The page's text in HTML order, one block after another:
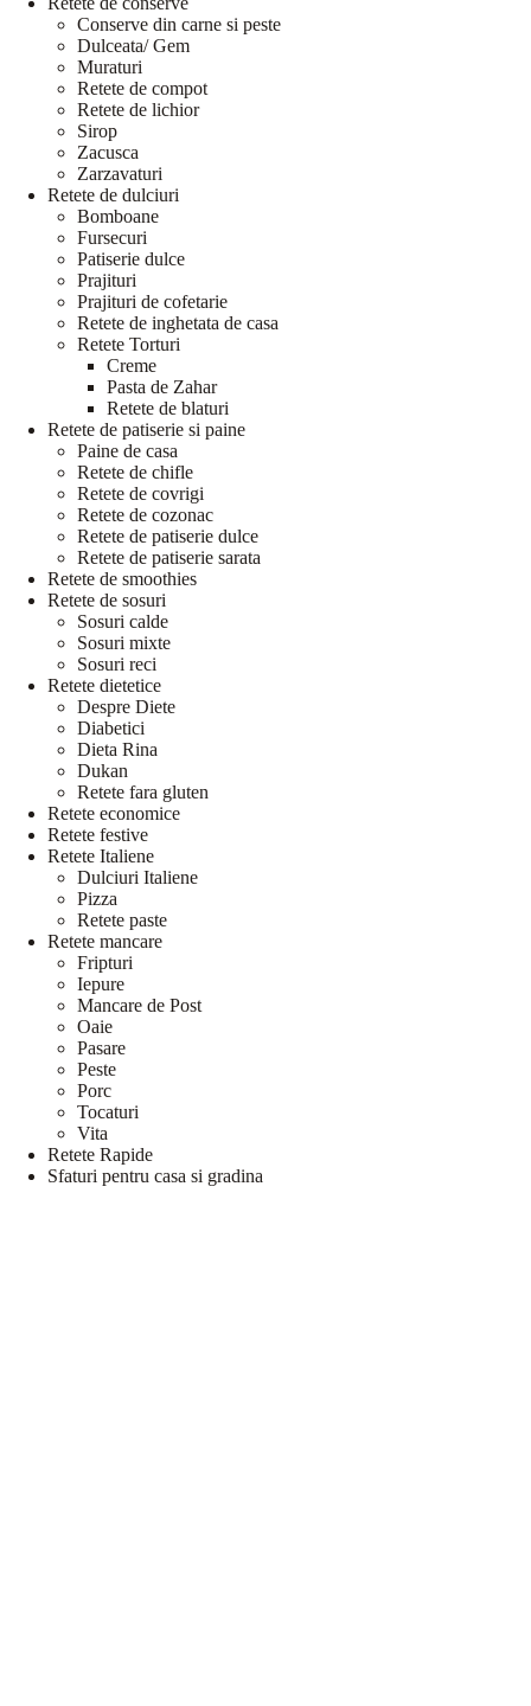
Conserve din carne si peste
Dulceata/ Gem
Muraturi
Retete de compot
Retete de lichior
Sirop
Zacusca
Zarzavaturi
Retete de dulciuri
Bomboane
Fursecuri
Patiserie dulce
Prajituri
Prajituri de cofetarie
Retete de inghetata de casa
Retete Torturi
Creme
Pasta de Zahar
Retete de blaturi
Retete de patiserie si paine
Paine de casa
Retete de chifle
Retete de covrigi
Retete de cozonac
Retete de patiserie dulce
Retete de patiserie sarata
Retete de smoothies
Retete de sosuri
Sosuri calde
Sosuri mixte
Sosuri reci
Retete dietetice
Despre Diete
Diabetici
Dieta Rina
Dukan
Retete fara gluten
Retete economice
Retete festive
Retete Italiene
Dulciuri Italiene
Pizza
Retete paste
Retete mancare
Fripturi
Iepure
Mancare de Post
Oaie
Pasare
Peste
Porc
Tocaturi
Vita
Retete Rapide
Sfaturi pentru casa si gradina